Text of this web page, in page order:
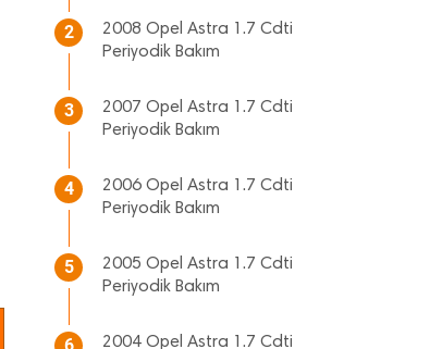
2
2008 Opel Astra 1.7 Cdti
Periyodik Bakım
3
2007 Opel Astra 1.7 Cdti
Periyodik Bakım
4
2006 Opel Astra 1.7 Cdti
Periyodik Bakım
5
2005 Opel Astra 1.7 Cdti
Periyodik Bakım
2004 Opel Astra 1.7 Cdti